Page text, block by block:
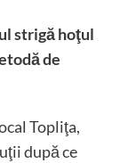
strigă hoţul
de
Topliţa,
după ce